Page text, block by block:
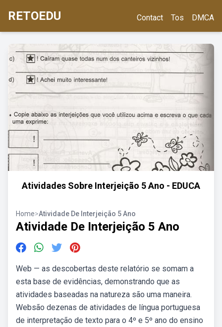
RETOEDU Contact Tos DMCA
Atividades Sobre Interjeição 5 Ano - EDUCA
Home>Atividade De Interjeição 5 Ano
Atividade De Interjeição 5 Ano
Web — as descobertas deste relatório se somam a
esta base de evidências, demonstrando que as
atividades baseadas na natureza são uma maneira.
Websão dezenas de atividades de língua portuguesa
de interpretação de texto para o 4º e 5º ano do ensino